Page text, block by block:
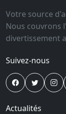
Votre source
Nous couvrons
divertissement
Suivez-nous
Actualités